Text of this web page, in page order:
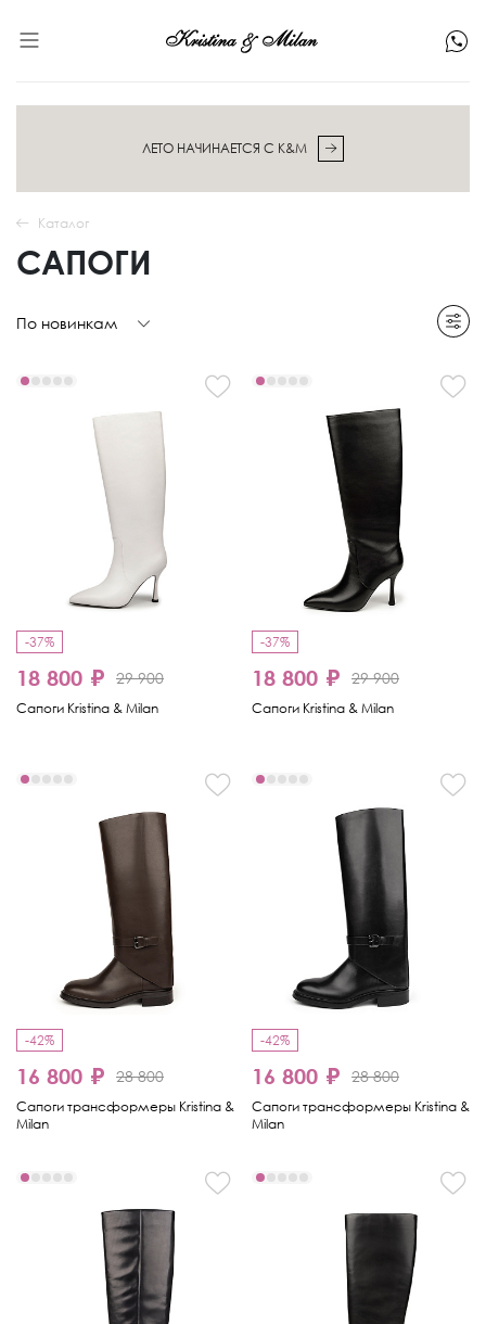
ЛЕТО НАЧИНАЕТСЯ С K&M
Каталог
САПОГИ
По новинкам
-37%
18 800 ₽ 29 900
Сапоги Kristina & Milan
-37%
18 800 ₽ 29 900
Сапоги Kristina & Milan
-42%
16 800 ₽ 28 800
Сапоги трансформеры Kristina &
Milan
-42%
16 800 ₽ 28 800
Сапоги трансформеры Kristina &
Milan